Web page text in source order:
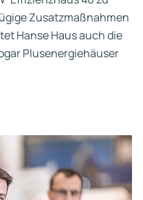
Zusatzmaßnahmen
Hanse Haus auch die
Plusenergiehäuser